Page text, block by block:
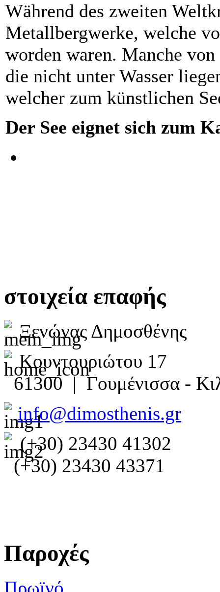
Während des zweiten
Metallbergwerke, welche
worden waren. Manche
die nicht unter Wasser
welcher zum künstlichen
Der See eignet sich zum
στοιχεία επαφής
Ξενώνας Δημοσθένης
Κουντουριώτου 17
61300 | Γουμένισσα -
info@dimosthenis.gr
(+30) 23430 41302
(+30) 23430 43371
Παροχές